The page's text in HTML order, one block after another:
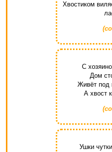
Хвостиком
С
Дом
Живёт под
А хвост
Ушки